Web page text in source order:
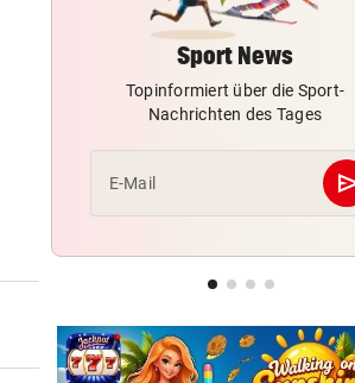
Später Doppelschlag fixiert
Rapid-Sieg in Estland
MITTEN IN HITZEWELLE
Irre! Salzburg – Pafos wegen
Sintflut unterbrochen
Sturm Kraftakt!
„Auf das Foto bin ich stolz –
die Gelbe auch“
Sport News
Topinformiert über die Sport-
Nachrichten des Tages
E-Mail